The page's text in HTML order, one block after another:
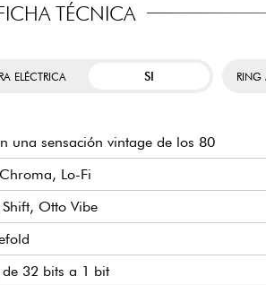
TÉCNICA
ELÉCTRICA SI RING
una sensación vintage de los 80
Lo-Fi
Otto Vibe
32 bits a 1 bit